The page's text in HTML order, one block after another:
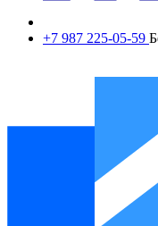
+7 987 225-05-59